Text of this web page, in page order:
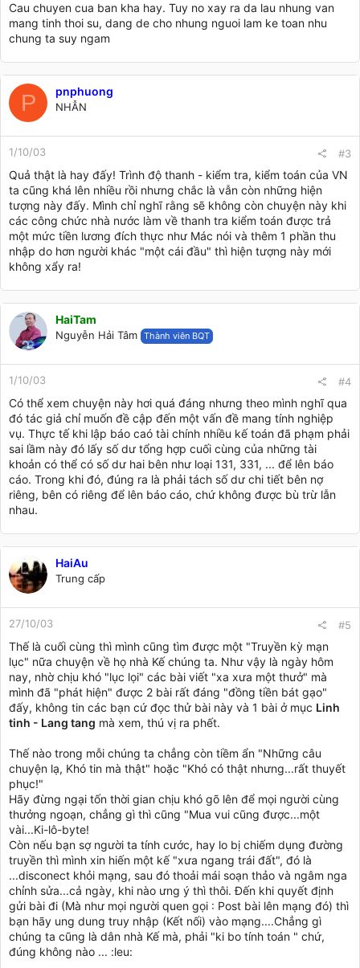
Cau chuyen cua ban kha hay. Tuy no xay ra da lau nhung van
mang tinh thoi su, dang de cho nhung nguoi lam ke toan nhu
chung ta suy ngam
P pnphuong
NHẪN
1/10/03 #3
Quả thật là hay đấy! Trình độ thanh - kiểm tra, kiểm toán của VN
ta cũng khá lên nhiều rồi nhưng chắc là vẫn còn những hiện
tượng này đấy. Mình chỉ nghĩ rằng sẽ không còn chuyện này khi
các công chức nhà nước làm về thanh tra kiểm toán được trả
một mức tiền lương đích thực như Mác nói và thêm 1 phần thu
nhập do hơn người khác "một cái đầu" thì hiện tượng này mới
không xẩy ra!
HaiTam
Nguyễn Hải Tâm Thành viên BQT
1/10/03 #4
Có thể xem chuyện này hơi quá đáng nhưng theo mình nghĩ qua
đó tác giả chỉ muốn đề cập đến một vấn đề mang tính nghiệp
vụ. Thực tế khi lập báo caó tài chính nhiều kế toán đã phạm phải
sai lầm này đó lấy số dư tổng hợp cuối cùng của những tài
khoản có thể có số dư hai bên như loại 131, 331, ... để lên báo
cáo. Trong khi đó, đúng ra là phải tách số dư chi tiết bên nợ
riêng, bên có riêng để lên báo cáo, chứ không được bù trừ lẫn
nhau.
HaiAu
Trung cấp
27/10/03 #5
Thế là cuối cùng thì mình cũng tìm được một "Truyền kỳ mạn
lục" nữa chuyện về họ nhà Kế chúng ta. Như vậy là ngày hôm
nay, nhờ chịu khó "lục lọi" các bài viết "xa xưa một thưở" mà
mình đã "phát hiện" được 2 bài rất đáng "đồng tiền bát gạo"
đấy, không tin các bạn cứ đọc thử bài này và 1 bài ở mục Linh
tinh - Lang tang mà xem, thú vị ra phết.
Thế nào trong mỗi chúng ta chẳng còn tiềm ẩn "Những câu
chuyện lạ, Khó tin mà thật" hoặc "Khó có thật nhưng...rất thuyết
phục!"
Hãy đừng ngại tốn thời gian chịu khó gõ lên để mọi người cùng
thưởng ngoạn, chẳng gì thì cũng "Mua vui cũng được...một
vài...Ki-lô-byte!
Còn nếu bạn sợ người ta tính cước, hay lo bị chiếm dụng đường
truyền thì mình xin hiến một kế "xưa ngang trái đất", đó là
...disconect khỏi mạng, sau đó thoải mái soạn thảo và ngâm nga
chỉnh sửa...cả ngày, khi nào ưng ý thì thôi. Đến khi quyết định
gửi bài đi (Mà như mọi người quen gọi : Post bài lên mạng đó) thì
bạn hãy ung dung truy nhập (Kết nối) vào mạng....Chẳng gì
chúng ta cũng là dân nhà Kế mà, phải "ki bo tính toán " chứ,
đúng không nào ... :leu: